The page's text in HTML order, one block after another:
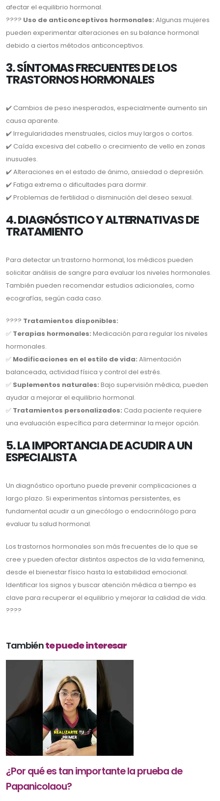
afectar el equilibrio hormonal.
???? Uso de anticonceptivos hormonales: Algunas mujeres
pueden experimentar alteraciones en su balance hormonal
debido a ciertos métodos anticonceptivos.
3. SÍNTOMAS FRECUENTES DE LOS
TRASTORNOS HORMONALES
✔️ Cambios de peso inesperados, especialmente aumento sin
causa aparente.
✔️ Irregularidades menstruales, ciclos muy largos o cortos.
✔️ Caída excesiva del cabello o crecimiento de vello en zonas
inusuales.
✔️ Alteraciones en el estado de ánimo, ansiedad o depresión.
✔️ Fatiga extrema o dificultades para dormir.
✔️ Problemas de fertilidad o disminución del deseo sexual.
4. DIAGNÓSTICO Y ALTERNATIVAS DE
TRATAMIENTO
Para detectar un trastorno hormonal, los médicos pueden
solicitar análisis de sangre para evaluar los niveles hormonales.
También pueden recomendar estudios adicionales, como
ecografías, según cada caso.
???? Tratamientos disponibles:
✅ Terapias hormonales: Medicación para regular los niveles
hormonales.
✅ Modificaciones en el estilo de vida: Alimentación
balanceada, actividad física y control del estrés.
✅ Suplementos naturales: Bajo supervisión médica, pueden
ayudar a mejorar el equilibrio hormonal.
✅ Tratamientos personalizados: Cada paciente requiere
una evaluación específica para determinar la mejor opción.
5. LA IMPORTANCIA DE ACUDIR A UN
ESPECIALISTA
Un diagnóstico oportuno puede prevenir complicaciones a
largo plazo. Si experimentas síntomas persistentes, es
fundamental acudir a un ginecólogo o endocrinólogo para
evaluar tu salud hormonal.
Los trastornos hormonales son más frecuentes de lo que se
cree y pueden afectar distintos aspectos de la vida femenina,
desde el bienestar físico hasta la estabilidad emocional.
Identificar los signos y buscar atención médica a tiempo es
clave para recuperar el equilibrio y mejorar la calidad de vida.
????
Tambiénte puede interesar
¿Por qué es tan importante la prueba de
Papanicolaou?